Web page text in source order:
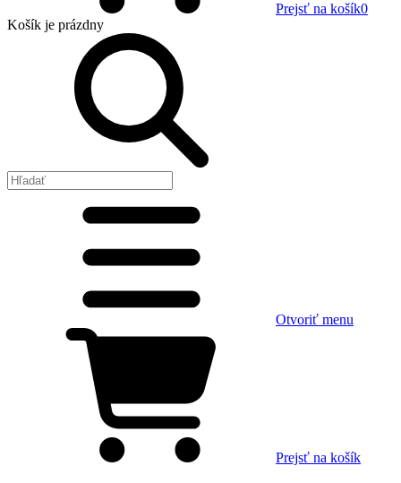
Prejsť na košík0
Košík je prázdny
Otvoriť menu
Prejsť na košík